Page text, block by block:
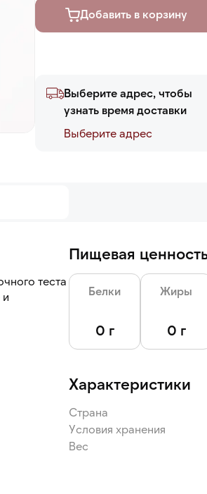
Добавить в корзину
Выберите адрес, чтобы
узнать время доставки
Выберите адреc
теста
Пищевая
Белки
0 г
Жиры
0 г
Характеристики
Страна
Условия хранения
Вес